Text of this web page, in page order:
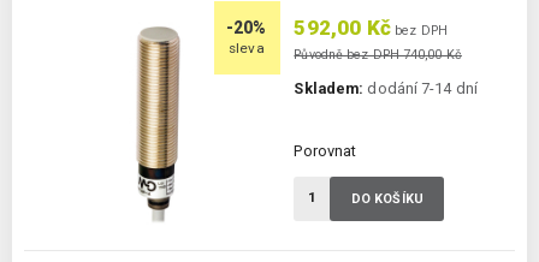
-20%
sleva
592,00 Kč bez DPH
Původně bez DPH 740,00 Kč
Skladem: dodání 7-14 dní
Porovnat
DO KOŠÍKU